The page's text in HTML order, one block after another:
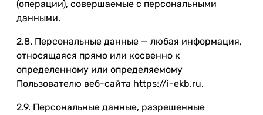
(операции), совершаемые с персональными
данными.
2.8. Персональные данные — любая информация,
относящаяся прямо или косвенно к
определенному или определяемому
Пользователю веб-сайта https://i-ekb.ru.
2.9. Персональные данные, разрешенные